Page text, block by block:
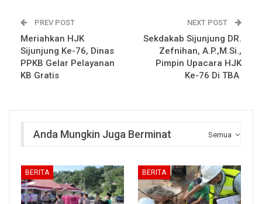
PREV POST
Meriahkan HJK
Sijunjung Ke-76, Dinas
PPKB Gelar Pelayanan
KB Gratis
NEXT POST
Sekdakab Sijunjung DR.
Zefnihan, A.P.,M.Si.,
Pimpin Upacara HJK
Ke-76 Di TBA
Semua
Anda Mungkin Juga Berminat
BERITA BERITA